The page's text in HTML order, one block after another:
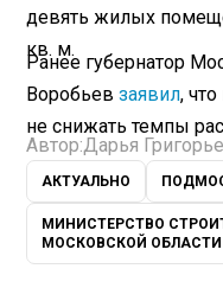
девять жилых
кв. м.
Ранее губернатор
Воробьевзаявил,
не снижать темпы
Автор:Дарья
АКТУАЛЬНО
МИНИСТЕРСТВО
МОСКОВСКОЙ ОБЛАСТИ